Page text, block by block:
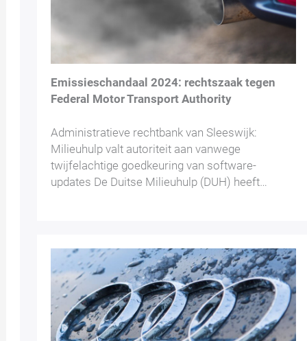
Emissieschandaal 2024: rechtszaak tegen
Federal Motor Transport Authority
Administratieve rechtbank van Sleeswijk:
Milieuhulp valt autoriteit aan vanwege
twijfelachtige goedkeuring van software-
updates De Duitse Milieuhulp (DUH) heeft…